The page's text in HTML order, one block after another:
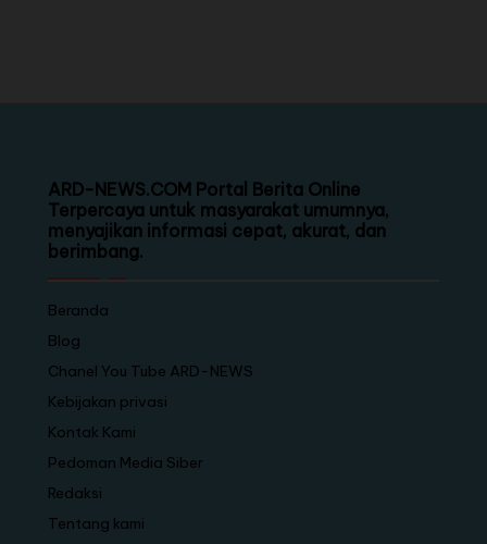
ARD-NEWS.COM Portal Berita Online
Terpercaya untuk masyarakat umumnya,
menyajikan informasi cepat, akurat, dan
berimbang.
Beranda
Blog
Chanel You Tube ARD-NEWS
Kebijakan privasi
Kontak Kami
Pedoman Media Siber
Redaksi
Tentang kami